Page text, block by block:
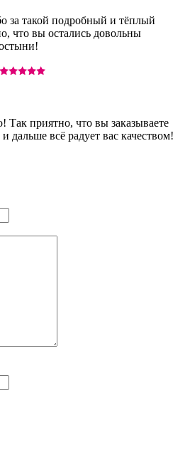
за такой подробный и тёплый
что вы остались довольны
Так приятно, что вы заказываете
дальше всё радует вас качеством!